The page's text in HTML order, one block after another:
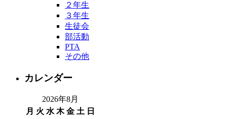
２年生
３年生
生徒会
部活動
PTA
その他
カレンダー
2026年8月
月 火 水 木 金 土 日